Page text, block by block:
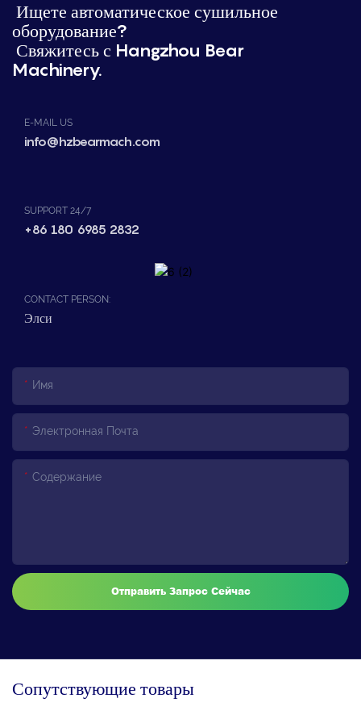
Ищете автоматическое сушильное
оборудование?
Свяжитесь с Hangzhou Bear
Machinery.
E-MAIL US
info@hzbearmach.com
SUPPORT 24/7
+86 180 6985 2832
CONTACT PERSON:
Элси
Имя
Электронная Почта
Содержание
Отправить Запрос Сейчас
Сопутствующие товары